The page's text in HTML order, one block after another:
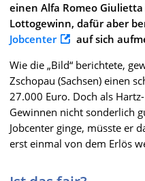
einen Alfa Romeo
Lottogewinn, dafür aber
Jobcenter
auf sich
Wie die „Bild“ berichtete,
Zschopau (Sachsen) einen
27.000 Euro. Doch als
Gewinnen nicht sonderlich
Jobcenter ginge, müsste er
erst einmal von dem Erlös